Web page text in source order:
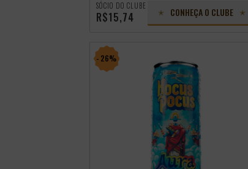
SÓCIO DO CLUBE
R$15,74 CONHEÇA O CLUBE
- 26%